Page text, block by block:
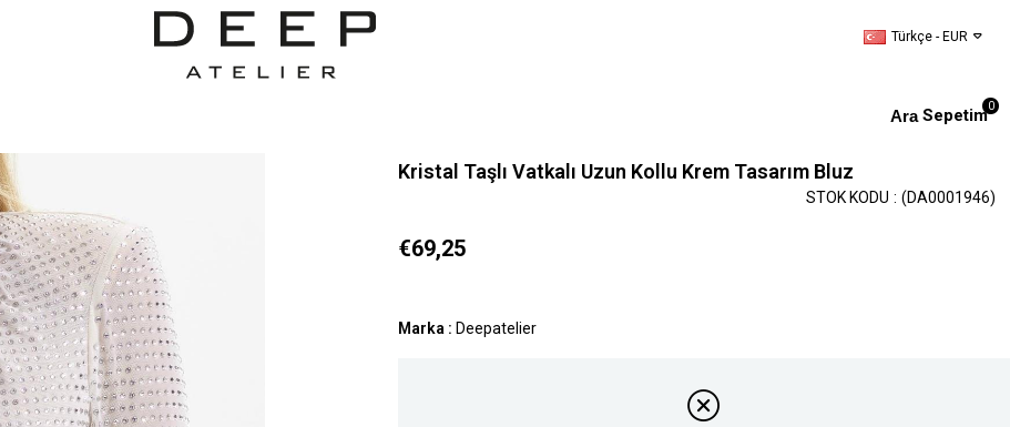
Türkçe - EUR
Sepetim0
Kristal Taşlı Vatkalı Uzun Kollu Krem Tasarım Bluz
(DA0001946)
STOK KODU
€69,25
Marka : Deepatelier